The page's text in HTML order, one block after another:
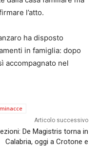
l’atto.
ha disposto
in famiglia: dopo
accompagnato nel
minacce
Articolo successivo
De Magistris torna in
Calabria, oggi a Crotone e